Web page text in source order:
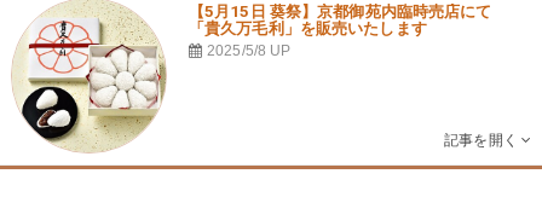
【5月15日 葵祭】京都御苑内臨時売店にて
「貴久万毛利」を販売いたします
2025/5/8 UP